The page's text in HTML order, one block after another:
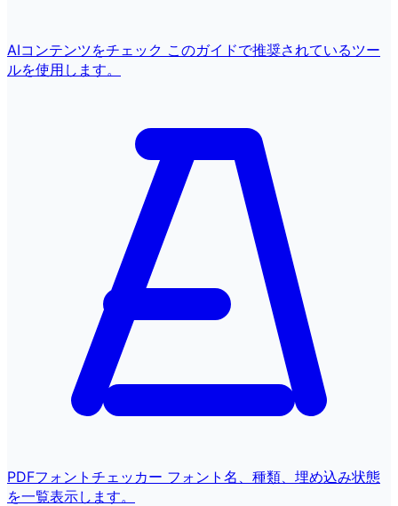
AIコンテンツをチェック このガイドで推奨されているツー
ルを使用します。
PDFフォントチェッカー フォント名、種類、埋め込み状態
を一覧表示します。